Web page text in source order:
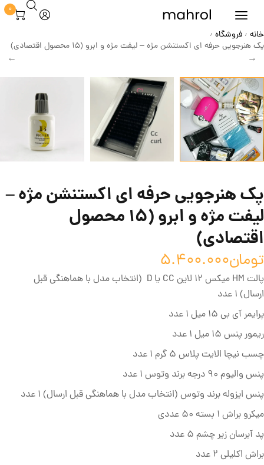
0
خانه / فروشگاه /
پک هنرجویی حرفه ای اکستنشن مژه – لیفت مژه و ابرو (15 محصول اقتصادی)
پک هنرجویی حرفه ای اکستنشن مژه –
لیفت مژه و ابرو (15 محصول
اقتصادی)
تومان5.400.000
پالت HM میکس 12 لاین CC یا D (انتخاب مدل با هماهنگی قبل
ارسال) 1 عدد
پرایمر آی بی 15 میل 1 عدد
ریمور پنس 15 میل 1 عدد
چسب نیچا الایت پلاس 5 گرم 1 عدد
پنس والیوم 90 درجه برند وتوس 1 عدد
پنس ایزوله برند وتوس (انتخاب مدل با هماهنگی قبل ارسال) 1 عدد
میکرو براش 1 بسته 50 عددی
پد آبرسان زیر چشم 5 عدد
براش اکلیلی 2 عدد